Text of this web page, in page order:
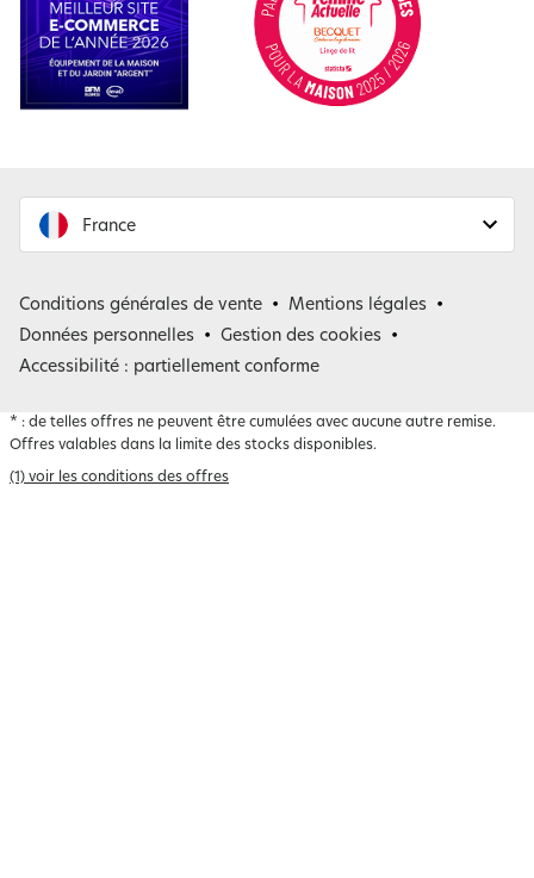
France
Belgique
Conditions générales de vente
Mentions légales
Données personnelles
Gestion des cookies
Accessibilité : partiellement conforme
* : de telles offres ne peuvent être cumulées avec aucune autre remise.
Offres valables dans la limite des stocks disponibles.
(1) voir les conditions des offres